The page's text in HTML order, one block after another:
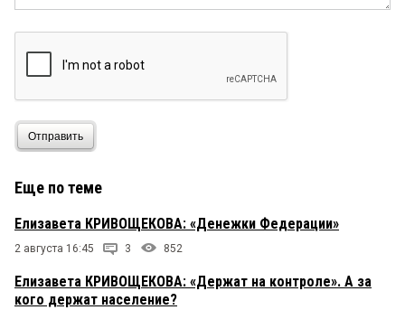
Отправить
Еще по теме
Елизавета КРИВОЩЕКОВА: «Денежки Федерации»
2 августа 16:45 3 852
Елизавета КРИВОЩЕКОВА: «Держат на контроле». А за
кого держат население?